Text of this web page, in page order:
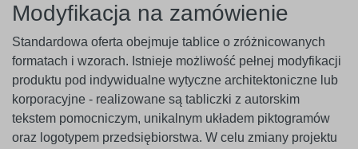
Modyfikacja na zamówienie
Standardowa oferta obejmuje tablice o zróżnicowanych
formatach i wzorach. Istnieje możliwość pełnej modyfikacji
produktu pod indywidualne wytyczne architektoniczne lub
korporacyjne - realizowane są tabliczki z autorskim
tekstem pomocniczym, unikalnym układem piktogramów
oraz logotypem przedsiębiorstwa. W celu zmiany projektu